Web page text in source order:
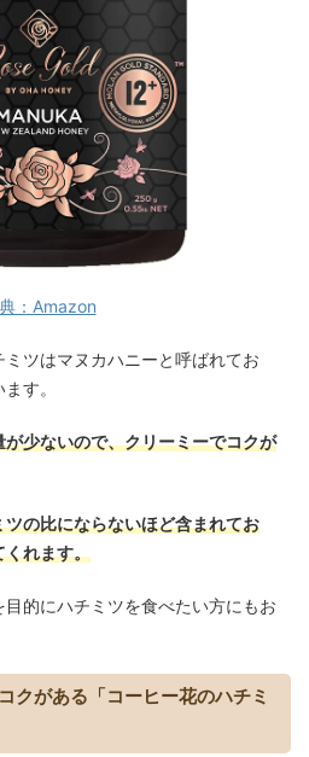
：Amazon
ツはマヌカハニーと呼ばれてお
す。
少ないので、クリーミーでコクが
の比にならないほど含まれてお
くれます。
的にハチミツを食べたい方にもお
クがある「コーヒー花のハチミ